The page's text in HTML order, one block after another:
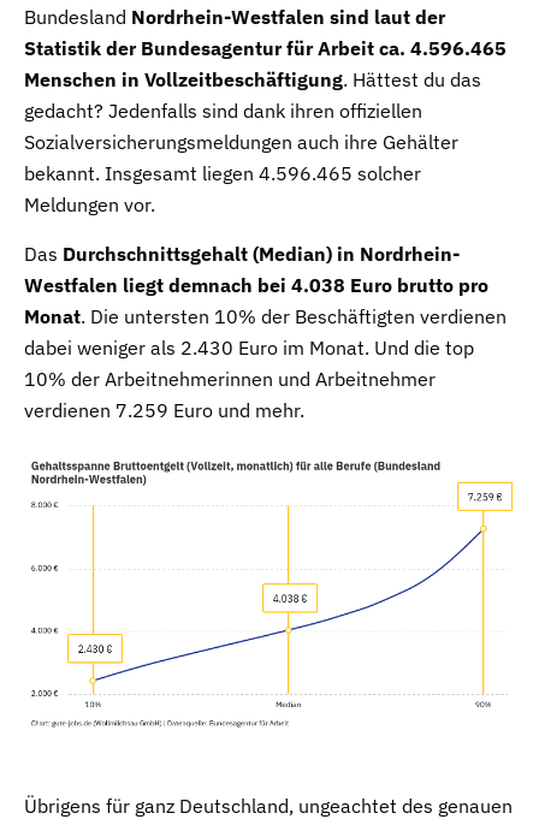
Bundesland Nordrhein-Westfalen sind laut der
Statistik der Bundesagentur für Arbeit ca. 4.596.465
Menschen in Vollzeitbeschäftigung. Hättest du das
gedacht? Jedenfalls sind dank ihren offiziellen
Sozialversicherungsmeldungen auch ihre Gehälter
bekannt. Insgesamt liegen 4.596.465 solcher
Meldungen vor.
Das Durchschnittsgehalt (Median) in Nordrhein-
Westfalen liegt demnach bei 4.038 Euro brutto pro
Monat. Die untersten 10% der Beschäftigten verdienen
dabei weniger als 2.430 Euro im Monat. Und die top
10% der Arbeitnehmerinnen und Arbeitnehmer
verdienen 7.259 Euro und mehr.
Übrigens für ganz Deutschland, ungeachtet des genauen